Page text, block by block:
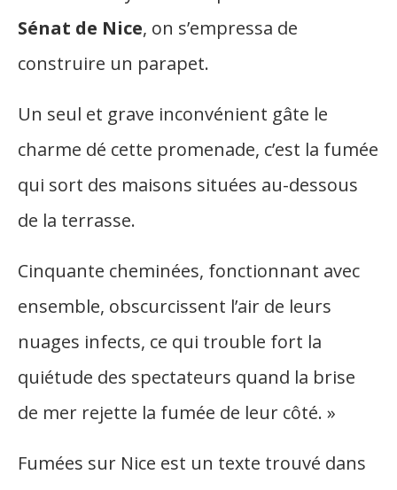
Sénat de Nice, on s’empressa de
construire un parapet.
Un seul et grave inconvénient gâte le
charme dé cette promenade, c’est la fumée
qui sort des maisons situées au-dessous
de la terrasse.
Cinquante cheminées, fonctionnant avec
ensemble, obscurcissent l’air de leurs
nuages infects, ce qui trouble fort la
quiétude des spectateurs quand la brise
de mer rejette la fumée de leur côté. »
Fumées sur Nice est un texte trouvé dans